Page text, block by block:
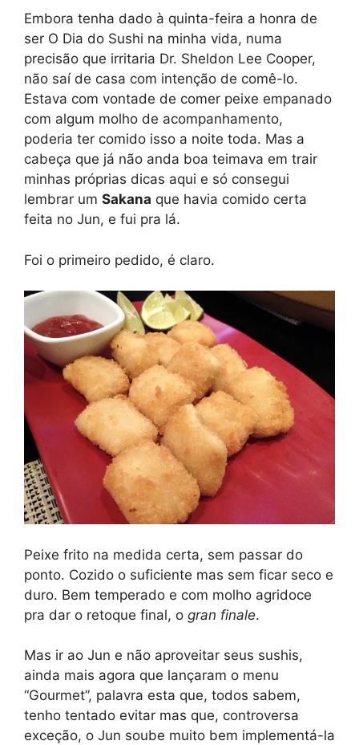
Embora tenha dado à quinta-feira a honra de
ser O Dia do Sushi na minha vida, numa
precisão que irritaria Dr. Sheldon Lee Cooper,
não saí de casa com intenção de comê-lo.
Estava com vontade de comer peixe empanado
com algum molho de acompanhamento,
poderia ter comido isso a noite toda. Mas a
cabeça que já não anda boa teimava em trair
minhas próprias dicas aqui e só consegui
lembrar um Sakana que havia comido certa
feita no Jun, e fui pra lá.
Foi o primeiro pedido, é claro.
Peixe frito na medida certa, sem passar do
ponto. Cozido o suficiente mas sem ficar seco e
duro. Bem temperado e com molho agridoce
pra dar o retoque final, o gran finale.
Mas ir ao Jun e não aproveitar seus sushis,
ainda mais agora que lançaram o menu
“Gourmet”, palavra esta que, todos sabem,
tenho tentado evitar mas que, controversa
exceção, o Jun soube muito bem implementá-la